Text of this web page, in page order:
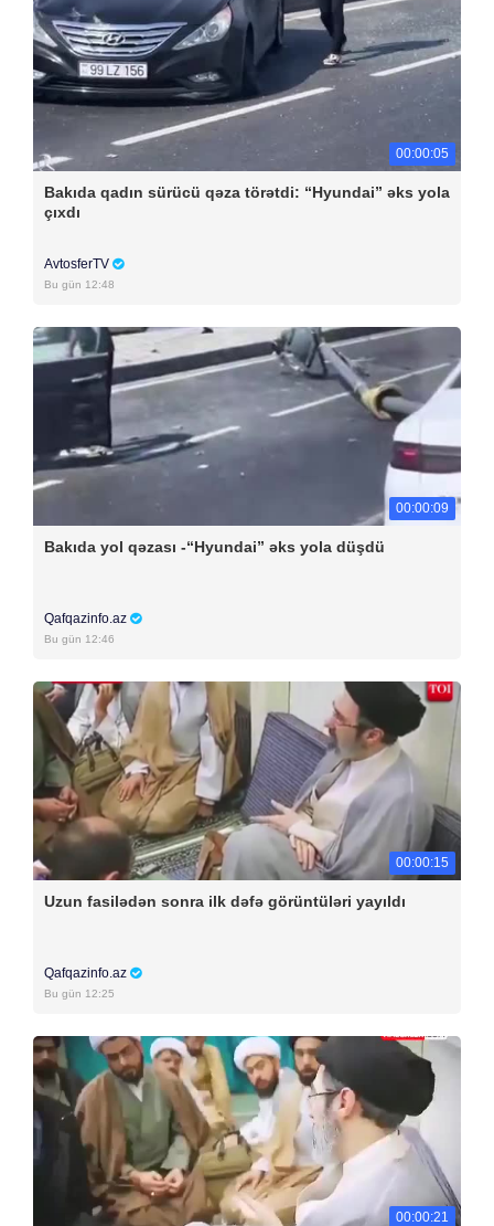
00:00:05
Bakıda qadın sürücü qəza törətdi: “Hyundai” əks yola
çıxdı
AvtosferTV
Bu gün 12:48
00:00:09
Bakıda yol qəzası -“Hyundai” əks yola düşdü
Qafqazinfo.az
Bu gün 12:46
00:00:15
Uzun fasilədən sonra ilk dəfə görüntüləri yayıldı
Qafqazinfo.az
Bu gün 12:25
00:00:21